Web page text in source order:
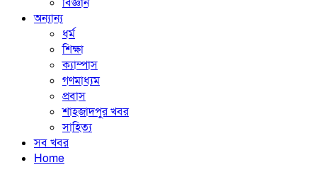
অন্যান্য
ধর্ম
শিক্ষা
ক্যাম্পাস
গণমাধ্যম
প্রবাস
শাহজাদপুর খবর
সাহিত্য
সব খবর
Home